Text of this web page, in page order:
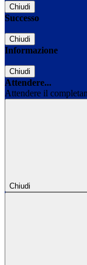
Chiudi
Successo
Chiudi
Informazione
Chiudi
Attendere...
Attendere il
Chiudi